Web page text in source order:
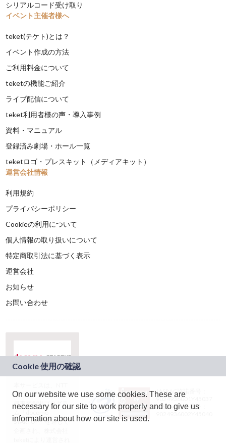
シリアルコード受け取り
イベント主催者様へ
teket(テケト)とは？
イベント作成の方法
ご利用料金について
teketの機能ご紹介
ライブ配信について
teket利用者様の声・導入事例
資料・マニュアル
登録済み劇場・ホール一覧
teketロゴ・プレスキット（メディアキット）
運営会社情報
利用規約
プライバシーポリシー
Cookieの利用について
個人情報の取り扱いについて
特定商取引法に基づく表示
運営会社
お知らせ
お問い合わせ
ドコモグループの新
規事業創出プログラ
ム「docomo
STARTUP」を通じて
JASRAC許諾番号：
9024936001Y45037
JASRAC許諾番号：
On our website we use some cookies. These are
necessary for our site to work properly and to give us
information about how our site is used.